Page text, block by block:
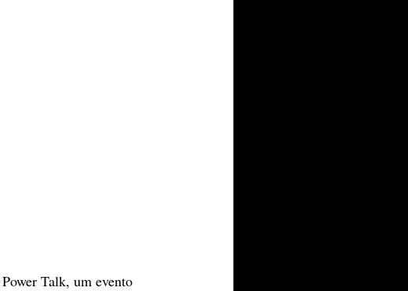
Talk, um evento